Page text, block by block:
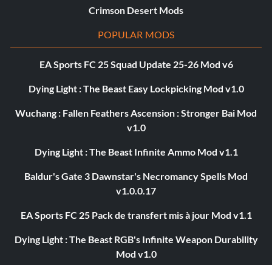
Crimson Desert Mods
POPULAR MODS
EA Sports FC 25 Squad Update 25-26 Mod v6
Dying Light : The Beast Easy Lockpicking Mod v1.0
Wuchang : Fallen Feathers Ascension : Stronger Bai Mod
v1.0
Dying Light : The Beast Infinite Ammo Mod v1.1
Baldur's Gate 3 Dawnstar's Necromancy Spells Mod
v1.0.0.17
EA Sports FC 25 Pack de transfert mis à jour Mod v1.1
Dying Light : The Beast RGB's Infinite Weapon Durability
Mod v1.0